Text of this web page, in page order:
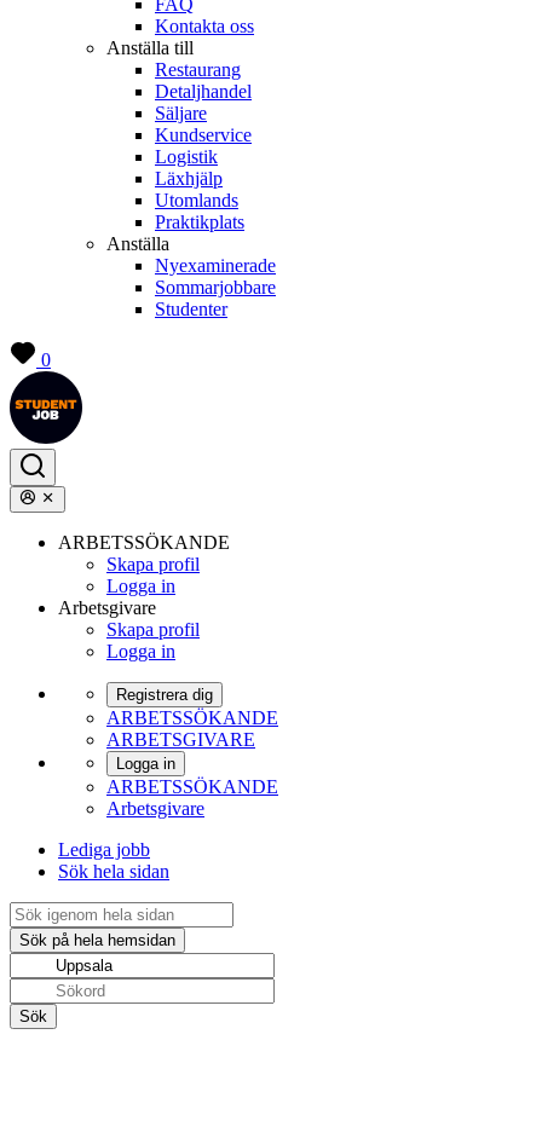
FAQ
Kontakta oss
Anställa till
Restaurang
Detaljhandel
Säljare
Kundservice
Logistik
Läxhjälp
Utomlands
Praktikplats
Anställa
Nyexaminerade
Sommarjobbare
Studenter
0
ARBETSSÖKANDE
Skapa profil
Logga in
Arbetsgivare
Skapa profil
Logga in
Registrera dig
ARBETSSÖKANDE
ARBETSGIVARE
Logga in
ARBETSSÖKANDE
Arbetsgivare
Lediga jobb
Sök hela sidan